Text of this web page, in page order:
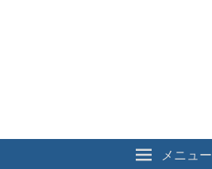
メニュー